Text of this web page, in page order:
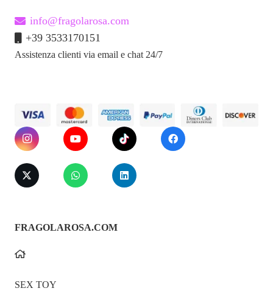
info@fragolarosa.com
+39 3533170151
Assistenza clienti via email e chat 24/7
FRAGOLAROSA.COM
SEX TOY